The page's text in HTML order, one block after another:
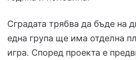
Сградата трябва да бъде на
една група ще има отделна
игра. Според проекта е